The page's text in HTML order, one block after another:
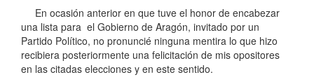
En ocasión anterior en que tuve el honor de encabezar
una lista para el Gobierno de Aragón, invitado por un
Partido Político, no pronuncié ninguna mentira lo que hizo
recibiera posteriormente una felicitación de mis opositores
en las citadas elecciones y en este sentido.